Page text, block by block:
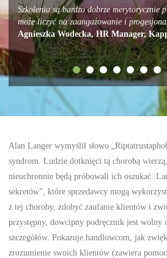
Szkolenia są bardzo dobrze merytorycznie
może liczyć na zaangażowanie i
Agnieszka Wodecka, HR Manager,
Alan Langer wymyślił słowo
syndrom. Ludzie dotknięci tą chorobą
nieuchronnie będą próbowali ich oszukać.
sekretów”, które sprzedawcy mogą
z tej choroby, zdobyć zaufanie klientów i
przystępny, dowcipny podręcznik jest wolny
szczegółów. Pokazuje handlowcom, jak
zrozumienie swoich klientów (zawiera